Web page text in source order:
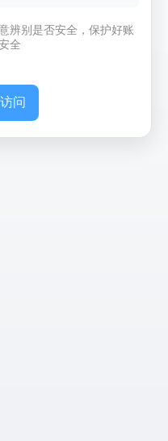
辨别是否安全，保护好账
全
问